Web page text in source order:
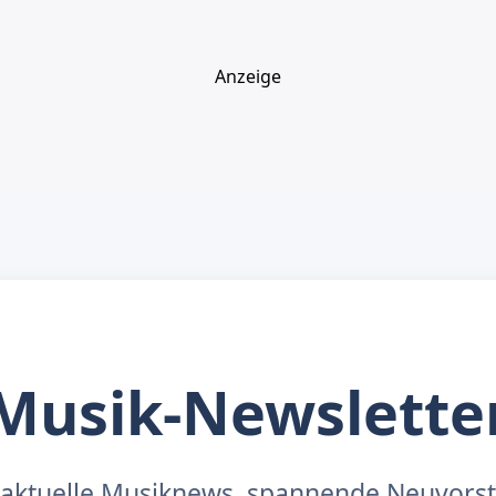
Anzeige